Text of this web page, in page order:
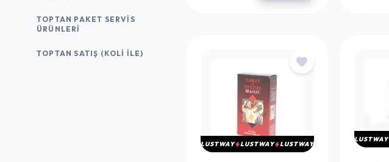
TOPTAN PAKET SERVIS
ÜRÜNLERI
TOPTAN SATIŞ (KOLI İLE)
LUSTWAY LUSTWAY LUSTWAY
LUSTWAY